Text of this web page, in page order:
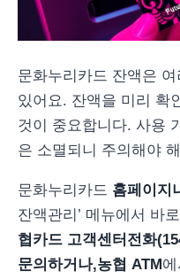
문화누리카드 잔액은
있어요. 잔액을 미리 확
것이 중요합니다. 사용
은 소멸되니 주의해야
문화누리카드 홈페이지
잔액관리’ 메뉴에서 바
협카드 고객센터 전화
문의하거나,농협 ATM